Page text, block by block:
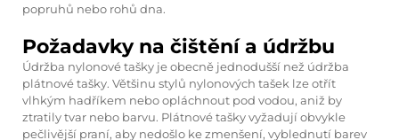
popruhů nebo rohů dna.
Požadavky na čištění a údržbu
Údržba nylonové tašky je obecně jednodušší než údržba
plátnové tašky. Většinu stylů nylonových tašek lze otřít
vlhkým hadříkem nebo opláchnout pod vodou, aniž by
ztratily tvar nebo barvu. Plátnové tašky vyžadují obvykle
pečlivější praní, aby nedošlo ke zmenšení, vyblednutí barev